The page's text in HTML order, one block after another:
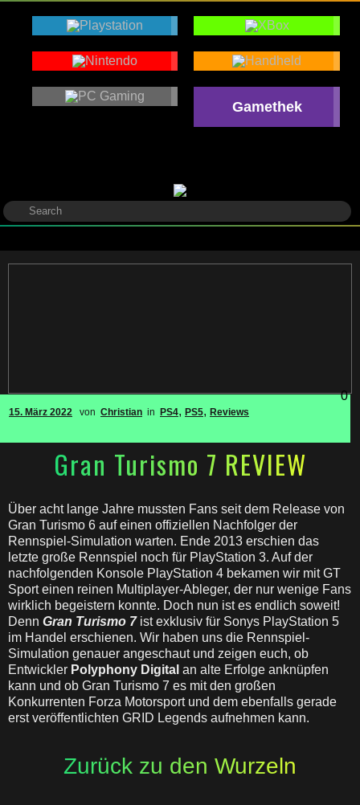
Gamethek
15. März 2022 von Christian in PS4, PS5, Reviews
0
Gran Turismo 7 REVIEW
Über acht lange Jahre mussten Fans seit dem Release von
Gran Turismo 6 auf einen offiziellen Nachfolger der
Rennspiel-Simulation warten. Ende 2013 erschien das
letzte große Rennspiel noch für PlayStation 3. Auf der
nachfolgenden Konsole PlayStation 4 bekamen wir mit GT
Sport einen reinen Multiplayer-Ableger, der nur wenige Fans
wirklich begeistern konnte. Doch nun ist es endlich soweit!
Denn Gran Turismo 7ist exklusiv für Sonys PlayStation 5
im Handel erschienen. Wir haben uns die Rennspiel-
Simulation genauer angeschaut und zeigen euch, ob
Entwickler Polyphony Digital an alte Erfolge anknüpfen
kann und ob Gran Turismo 7 es mit den großen
Konkurrenten Forza Motorsport und dem ebenfalls gerade
erst veröffentlichten GRID Legends aufnehmen kann.
Zurück zu den Wurzeln